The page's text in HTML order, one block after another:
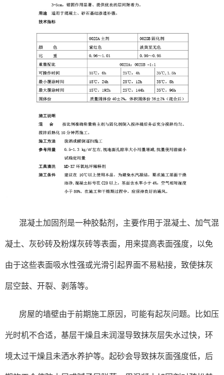
混凝土加固剂是一种胶黏剂，主要作用于混凝土、加气混
凝土、灰砂砖及粉煤灰砖等表面，用来提高表面强度，以免
由于这些表面吸水性强或光滑引起界面不易粘接，致使抹灰
层空鼓、开裂、剥落等。
房屋的墙壁由于前期施工原因，可能有起灰问题。比如压
光时机不合适，基层干燥且未润湿导致抹灰层失水过快，环
境太过干燥且未洒水养护等。起砂会导致抹灰面强度低，后